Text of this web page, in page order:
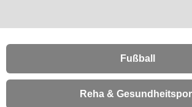
Fußball
Reha &